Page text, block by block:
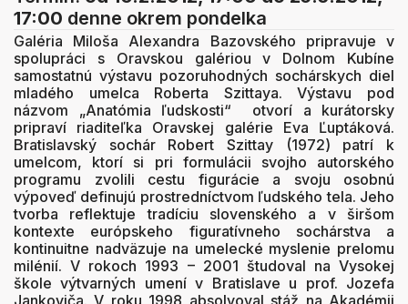
17:00 denne okrem pondelka
Galéria Miloša Alexandra Bazovského pripravuje v
spolupráci s Oravskou galériou v Dolnom Kubíne
samostatnú výstavu pozoruhodných sochárskych diel
mladého umelca Roberta Szittaya. Výstavu pod
názvom „Anatómia ľudskosti“ otvorí a kurátorsky
pripraví riaditeľka Oravskej galérie Eva Ľuptáková.
Bratislavský sochár Robert Szittay (1972) patrí k
umelcom, ktorí si pri formulácii svojho autorského
programu zvolili cestu figurácie a svoju osobnú
výpoveď definujú prostredníctvom ľudského tela. Jeho
tvorba reflektuje tradíciu slovenského a v širšom
kontexte európskeho figuratívneho sochárstva a
kontinuitne nadväzuje na umelecké myslenie prelomu
milénií. V rokoch 1993 – 2001 študoval na Vysokej
škole výtvarných umení v Bratislave u prof. Jozefa
Jankoviča. V roku 1998 absolvoval stáž na Akadémii